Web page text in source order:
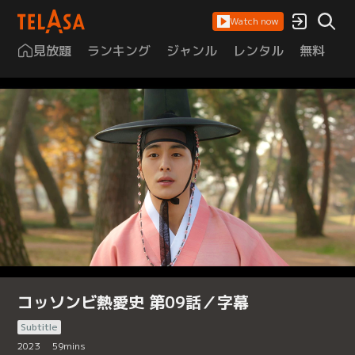
Watch now
見放題 ランキング ジャンル レンタル 無料
コッソンビ熱愛史 第09話／字幕
Subtitle
2023
59mins